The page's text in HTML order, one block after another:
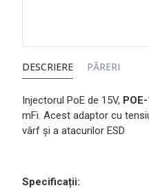
DESCRIERE PĂRERI
Injectorul PoE de 15V,
mFi. Acest adaptor cu
vârf și a atacurilor ESD
Specificații: